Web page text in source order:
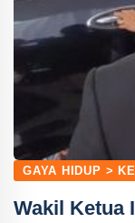
GAYA HIDUP >
Wakil Ketua